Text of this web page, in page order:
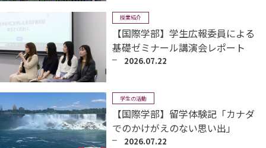
授業紹介
【国際学部】学生広報委員による
基礎ゼミナール講演会レポート
2026.07.22
学生の活動
【国際学部】留学体験記「カナダ
でのかけがえのない思い出」
2026.07.22